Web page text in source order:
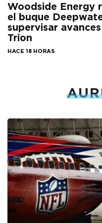
Woodside Energy
el buque
supervisar
Trion
HACE 18 HORAS